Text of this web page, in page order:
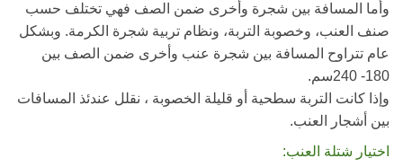
وأما المسافة بين شجرة وأخرى ضمن الصف فهي تختلف حسب
صنف العنب، وخصوبة التربة، ونظام تربية شجرة الكرمة. وبشكل
عام تتراوح المسافة بين شجرة عنب وأخرى ضمن الصف بين
180- 240سم.
وإذا كانت التربة سطحية أو قليلة الخصوبة ، نقلل عندئذ المسافات
بين أشجار العنب.
اختيار شتلة العنب: